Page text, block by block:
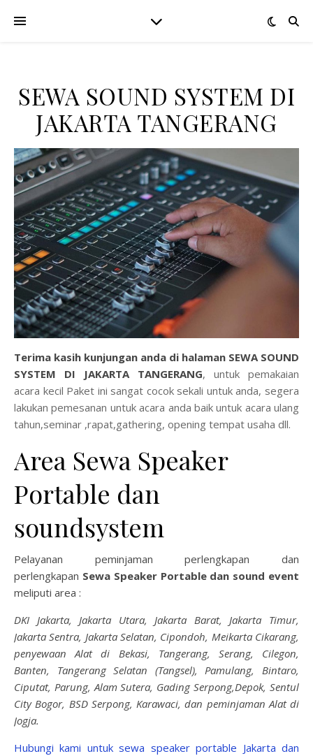
SEWA SOUND SYSTEM DI
JAKARTA TANGERANG
Terima kasih kunjungan anda di halaman SEWA SOUND
SYSTEM DI JAKARTA TANGERANG, untuk pemakaian
acara kecil Paket ini sangat cocok sekali untuk anda, segera
lakukan pemesanan untuk acara anda baik untuk acara ulang
tahun,seminar ,rapat,gathering, opening tempat usaha dll.
Area Sewa Speaker
Portable dan
soundsystem
Pelayanan peminjaman perlengkapan dan
perlengkapan Sewa Speaker Portable dan sound event
meliputi area :
DKI Jakarta, Jakarta Utara, Jakarta Barat, Jakarta Timur,
Jakarta Sentra, Jakarta Selatan, Cipondoh, Meikarta Cikarang,
penyewaan Alat di Bekasi, Tangerang, Serang, Cilegon,
Banten, Tangerang Selatan (Tangsel), Pamulang, Bintaro,
Ciputat, Parung, Alam Sutera, Gading Serpong,Depok, Sentul
City Bogor, BSD Serpong, Karawaci, dan peminjaman Alat di
Jogja.
Hubungi kami untuk sewa speaker portable Jakarta dan